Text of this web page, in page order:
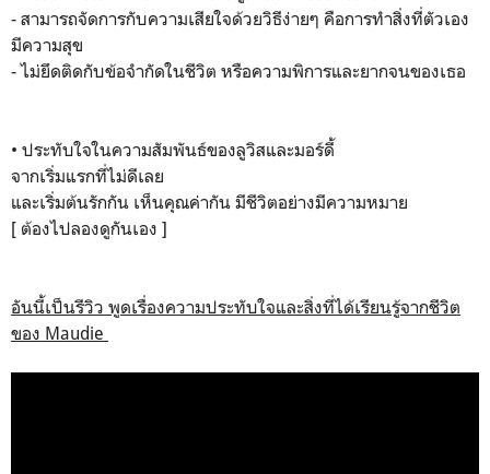
- สามารถจัดการกับความเสียใจด้วยวิธีง่ายๆ คือการทำสิ่งที่ตัวเอง
มีความสุข
- ไม่ยึดติดกับข้อจำกัดในชีวิต หรือความพิการและยากจนของเธอ
• ประทับใจในความสัมพันธ์ของลูวิสและมอร์ดี้
จากเริ่มแรกที่ไม่ดีเลย
และเริ่มต้นรักกัน เห็นคุณค่ากัน มีชีวิตอย่างมีความหมาย
[ ต้องไปลองดูกันเอง ]
อันนี้เป็นรีวิว พูดเรื่องความประทับใจและสิ่งที่ได้เรียนรู้จากชีวิต
ของ Maudie